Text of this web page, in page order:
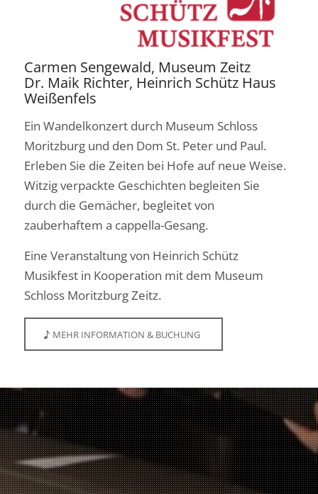
Carmen Sengewald, Museum Zeitz
Dr. Maik Richter, Heinrich Schütz Haus
Weißenfels
Ein Wandelkonzert durch Museum Schloss
Moritzburg und den Dom St. Peter und Paul.
Erleben Sie die Zeiten bei Hofe auf neue Weise.
Witzig verpackte Geschichten begleiten Sie
durch die Gemächer, begleitet von
zauberhaftem a cappella-Gesang.
Eine Veranstaltung von Heinrich Schütz
Musikfest in Kooperation mit dem Museum
Schloss Moritzburg Zeitz.
MEHR INFORMATION & BUCHUNG